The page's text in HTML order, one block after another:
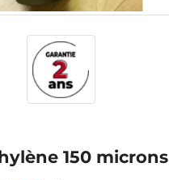
150 microns